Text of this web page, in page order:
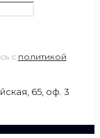
с политикой
65, оф. 3